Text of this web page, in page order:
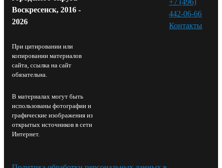
Воскресенск, 2016 -
2026
При цитировании или
копировании материалов
сайта, ссылка на сайт
обязательна.
В материалах могут быть
использованы фотографии и
графические изображения из
открытых источников в сети
Интернет.
442-06-66
Контакты⁠